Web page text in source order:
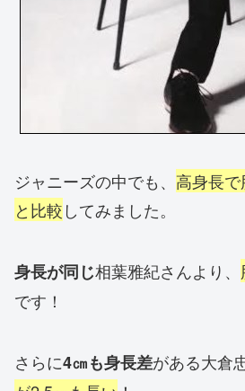
ジャニーズの中でも、 高身長
と比較してみました。
身長が同じ相葉雅紀さんより、
です！
さらに4㎝も身長差がある大倉